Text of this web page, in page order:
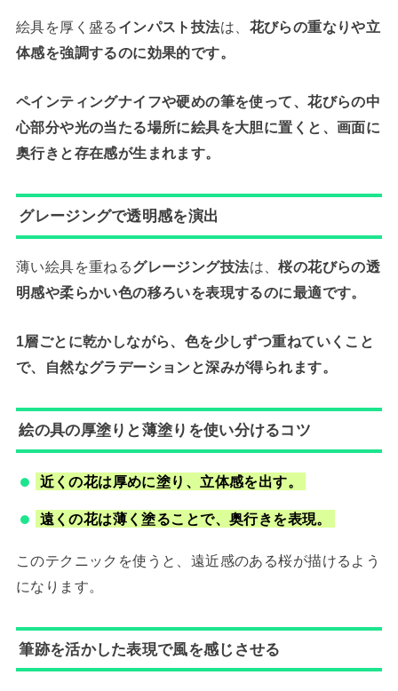
絵具を厚く盛る インパスト技法は、 花びらの重なりや立
体感を強調するのに効果的です。
ペインティングナイフや硬めの筆を使って、花びらの中
心部分や光の当たる場所に絵具を大胆に置くと、画面に
奥行きと存在感が生まれます。
グレージングで透明感を演出
薄い絵具を重ねるグレージング技法は、桜の花びらの透
明感や柔らかい色の移ろいを表現するのに最適です。
1層ごとに乾かしながら、色を少しずつ重ねていくこと
で、自然なグラデーションと深みが得られます。
絵の具の厚塗りと薄塗りを使い分けるコツ
近くの花は厚めに塗り、立体感を出す。
遠くの花は薄く塗ることで、奥行きを表現。
このテクニックを使うと、遠近感のある桜が描けるよう
になります。
筆跡を活かした表現で風を感じさせる